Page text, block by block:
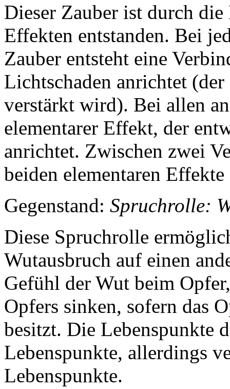
Dieser Zauber ist durch
Effekten entstanden. Bei
Zauber entsteht eine
Lichtschaden anrichtet
verstärkt wird). Bei allen
elementarer Effekt, der
anrichtet. Zwischen zwei
beiden elementaren
Gegenstand: Spruchrolle:
Diese Spruchrolle
Wutausbruch auf einen
Gefühl der Wut beim
Opfers sinken, sofern das
besitzt. Die Lebenspunkte
Lebenspunkte, allerdings
Lebenspunkte.